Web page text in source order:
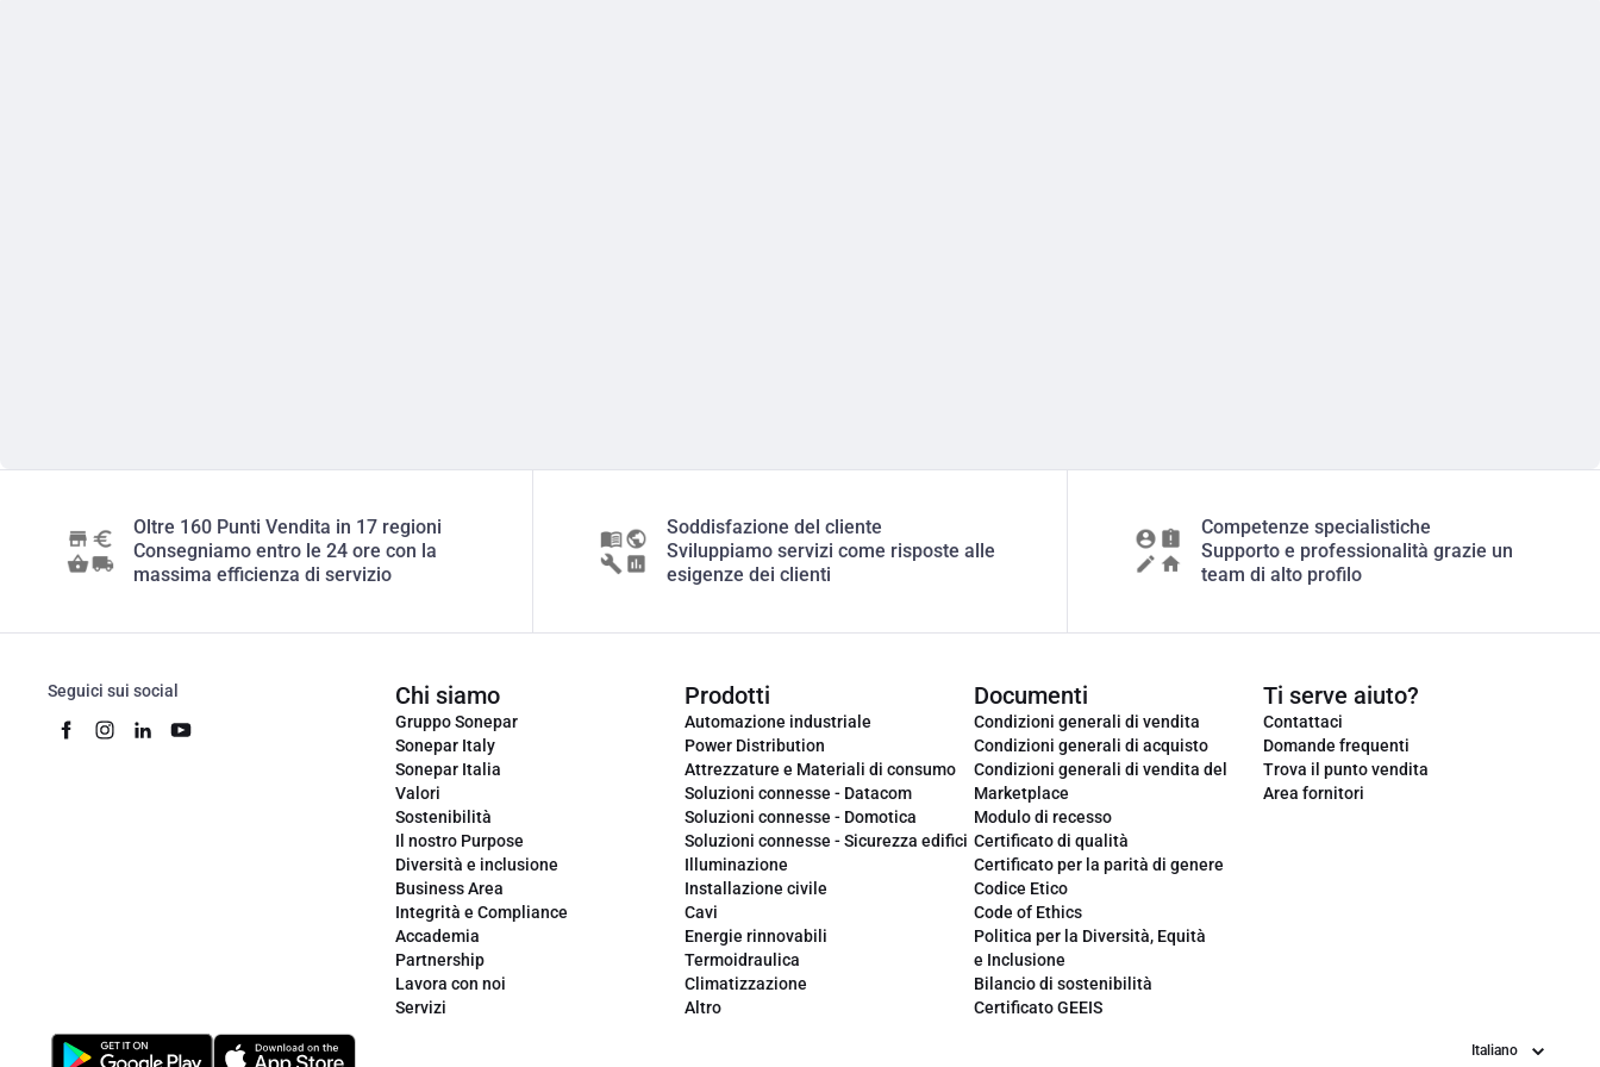
Oltre 160 Punti Vendita in 17 regioni
Consegniamo entro le 24 ore con la
massima efficienza di servizio
Soddisfazione del cliente
Sviluppiamo servizi come risposte alle
esigenze dei clienti
Competenze specialistiche
Supporto e professionalità grazie un
team di alto profilo
Seguici sui social Chi siamo
Gruppo Sonepar
Sonepar Italy
Sonepar Italia
Valori
Sostenibilità
Il nostro Purpose
Diversità e inclusione
Business Area
Integrità e Compliance
Accademia
Partnership
Lavora con noi
Servizi
Prodotti
Automazione industriale
Power Distribution
Attrezzature e Materiali di consumo
Soluzioni connesse - Datacom
Soluzioni connesse - Domotica
Soluzioni connesse - Sicurezza edifici
Illuminazione
Installazione civile
Cavi
Energie rinnovabili
Termoidraulica
Climatizzazione
Altro
Documenti
Condizioni generali di vendita
Condizioni generali di acquisto
Condizioni generali di vendita del
Marketplace
Modulo di recesso
Certificato di qualità
Certificato per la parità di genere
Codice Etico
Code of Ethics
Politica per la Diversità, Equità
e Inclusione
Bilancio di sostenibilità
Certificato GEEIS
Ti serve aiuto?
Contattaci
Domande frequenti
Trova il punto vendita
Area fornitori
Lingua